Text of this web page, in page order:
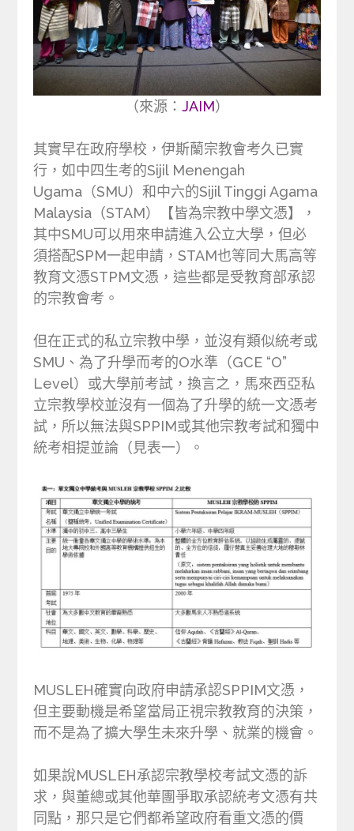
（來源： JAIM）
其實早在政府學校，伊斯蘭宗教會考久已實
行，如中四生考的Sijil Menengah
Ugama（SMU）和中六的Sijil Tinggi Agama
Malaysia（STAM）【皆為宗教中學文憑】，
其中SMU可以用來申請進入公立大學，但必
須搭配SPM一起申請，STAM也等同大馬高等
教育文憑STPM文憑，這些都是受教育部承認
的宗教會考。
但在正式的私立宗教中學，並沒有類似統考或
SMU、為了升學而考的O水準（GCE “O”
Level）或大學前考試，換言之，馬來西亞私
立宗教學校並沒有一個為了升學的統一文憑考
試，所以無法與SPPIM或其他宗教考試和獨中
統考相提並論（見表一）。
MUSLEH確實向政府申請承認SPPIM文憑，
但主要動機是希望當局正視宗教教育的決策，
而不是為了擴大學生未來升學、就業的機會。
如果說MUSLEH承認宗教學校考試文憑的訴
求，與董總或其他華團爭取承認統考文憑有共
同點，那只是它們都希望政府看重文憑的價